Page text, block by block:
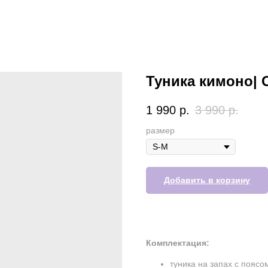
Туника кимоно|
1 990 р. 3 990 р.
размер
Добавить в корзину
Комплектация:
туника на запах с